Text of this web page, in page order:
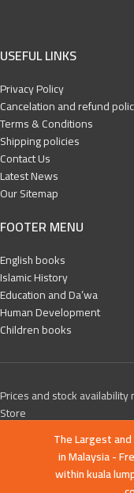
The Largest
in Malaysia -
within kuala
USEFUL LINKS
Privacy Policy
Cancelation and refund
Terms & Conditions
Shipping policies
Contact Us
Latest News
Our Sitemap
FOOTER MENU
English books
Islamic History
Education and Da’wa
Human Development
Children books
Prices and stock
Store
Mashreq BooksAll Copyright